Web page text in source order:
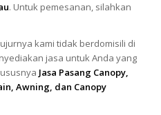
. Untuk pemesanan, silahkan
kami tidak berdomisili di
jasa untuk Anda yang
Jasa Pasang Canopy,
Awning, dan Canopy